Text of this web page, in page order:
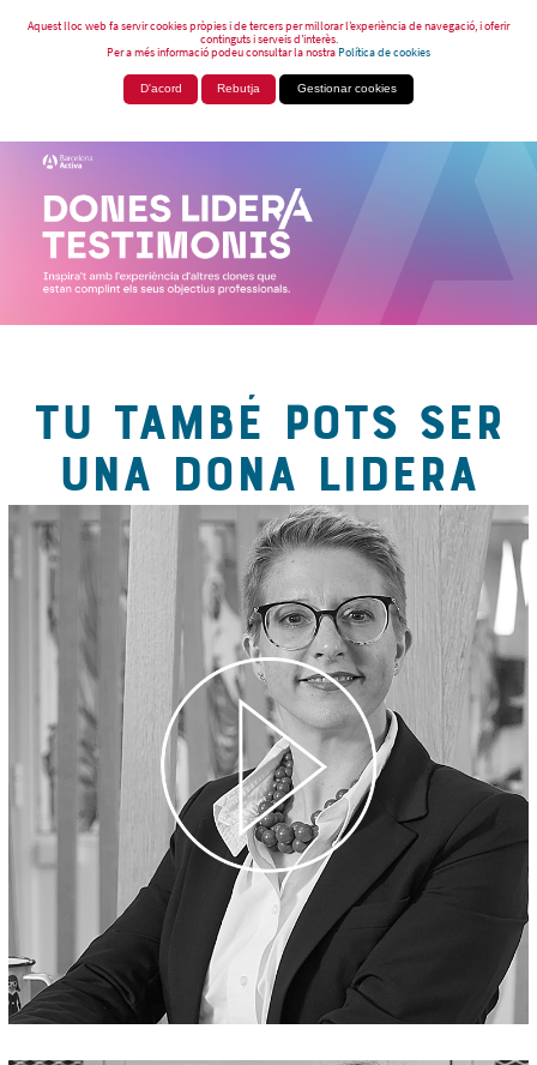
Aquest lloc web fa servir cookies pròpies i de tercers per millorar l’experiència de navegació, i oferir
continguts i serveis d’interès.
Per a més informació podeu consultar la nostraPolítica de cookies
D'acord Rebutja Gestionar cookies
TU TAMBÉ POTS SER
UNA DONA LIDERA